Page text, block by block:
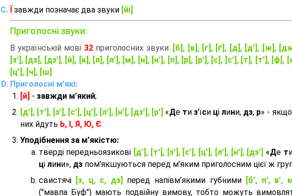
завжди позначає два звуки [йі]
Приголосні звуки:
В українській мові 32приголосних звуки:
[б], [в], [г], [ґ], [д], [д’], [ж],
[з’], [дз], [дз’], [й], [к], [л], [л’], [м], [н], [н’], [п], [р], [р’], [с], [с’], [т], [т’], [ф],
[ц’], [ч], [ш]
Приголосні м'які:
[й] - завжди м'який;
[д’], [т’], [з’], [с’], [ц’], [л’], [н’], [дз’], [р’] «Де тиз'їси цілини, дз, р» - якщо
них йдуть Ь, І, Я, Ю, Є.
Уподібнення за м’якістю:
тверді передньоязикові [д’], [т’], [з’], [с’], [ц’], [л’], [н’], [дз’] «Де т
ці лини», дзпом'якшуються перед м’яким приголосним цієї ж
cвистячі
[з, ц, с, дз] перед напівм’якими губними
[б’, п’, в’,
("мавпа Буф") мають подвійну вимову, тобто можуть